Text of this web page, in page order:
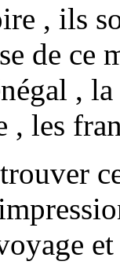
, ils
de ce
,
, les